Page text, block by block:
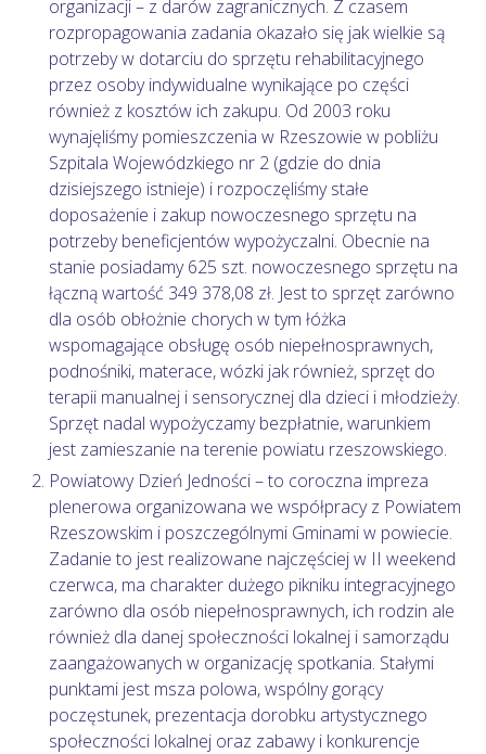
organizacji – z darów zagranicznych. Z czasem
rozpropagowania zadania okazało się jak wielkie są
potrzeby w dotarciu do sprzętu rehabilitacyjnego
przez osoby indywidualne wynikające po części
również z kosztów ich zakupu. Od 2003 roku
wynajęliśmy pomieszczenia w Rzeszowie w pobliżu
Szpitala Wojewódzkiego nr 2 (gdzie do dnia
dzisiejszego istnieje) i rozpoczęliśmy stałe
doposażenie i zakup nowoczesnego sprzętu na
potrzeby beneficjentów wypożyczalni. Obecnie na
stanie posiadamy 625 szt. nowoczesnego sprzętu na
łączną wartość 349 378,08 zł. Jest to sprzęt zarówno
dla osób obłożnie chorych w tym łóżka
wspomagające obsługę osób niepełnosprawnych,
podnośniki, materace, wózki jak również, sprzęt do
terapii manualnej i sensorycznej dla dzieci i młodzieży.
Sprzęt nadal wypożyczamy bezpłatnie, warunkiem
jest zamieszanie na terenie powiatu rzeszowskiego.
Powiatowy Dzień Jedności – to coroczna impreza
plenerowa organizowana we współpracy z Powiatem
Rzeszowskim i poszczególnymi Gminami w powiecie.
Zadanie to jest realizowane najczęściej w II weekend
czerwca, ma charakter dużego pikniku integracyjnego
zarówno dla osób niepełnosprawnych, ich rodzin ale
również dla danej społeczności lokalnej i samorządu
zaangażowanych w organizację spotkania. Stałymi
punktami jest msza polowa, wspólny gorący
poczęstunek, prezentacja dorobku artystycznego
społeczności lokalnej oraz zabawy i konkurencje